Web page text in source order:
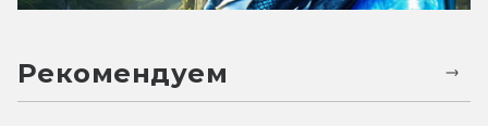
Рекомендуем